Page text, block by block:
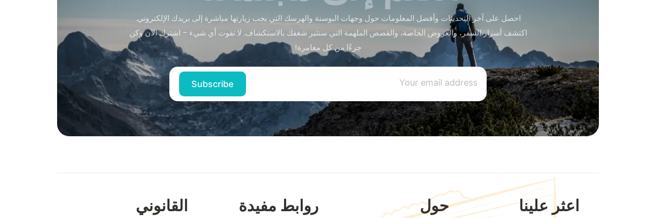
احصل على آخر التحديثات وأفضل المعلومات حول وجهات البوسنة والهرسك التي يجب زيارتها مباشرة إلى بريدك الإلكتروني.
اكتشف أسرار السفر، والعروض الخاصة، والقصص الملهمة التي ستثير شغفك بالاستكشاف. لا تفوت أي شيء – اشترك الآن وكن
جزءًا من كل مغامرة!
اعثر علينا حول روابط مفيدة القانوني